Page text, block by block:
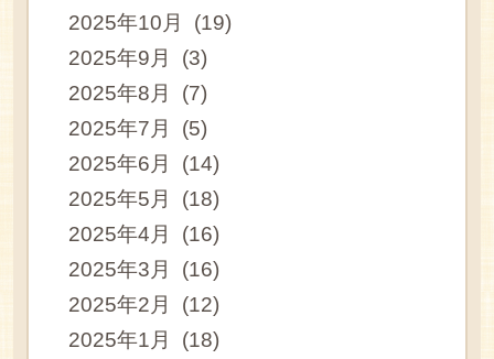
2025年10月 (19)
2025年9月 (3)
2025年8月 (7)
2025年7月 (5)
2025年6月 (14)
2025年5月 (18)
2025年4月 (16)
2025年3月 (16)
2025年2月 (12)
2025年1月 (18)